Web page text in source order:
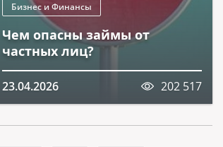
Бизнес и Финансы
Чем опасны займы от
частных лиц?
23.04.2026 202 517